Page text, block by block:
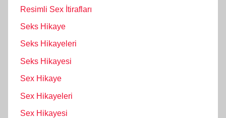
Resimli Sex İtirafları
Seks Hikaye
Seks Hikayeleri
Seks Hikayesi
Sex Hikaye
Sex Hikayeleri
Sex Hikayesi